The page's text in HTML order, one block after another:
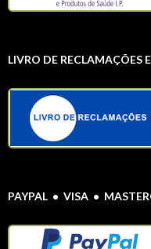
LIVRO DE RECLAMAÇÕES
PAYPAL • VISA •